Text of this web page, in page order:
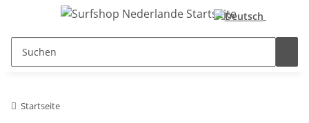
Startseite